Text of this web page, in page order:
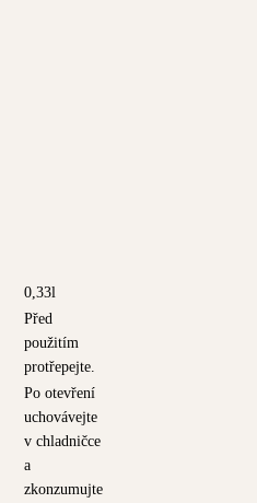
0,33l
Před
použitím
protřepejte.
Po otevření
uchovávejte
v chladničce
a
zkonzumujte